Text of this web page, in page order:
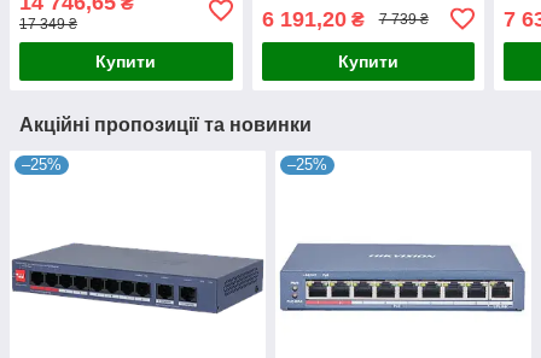
17 349 ₴
Купити
підтримкою PoE, VLAN та
управління потоком
6 191,20₴ 7 739 ₴
Купити
-
7
Акційні пропозиції та новинки
–25% –25%